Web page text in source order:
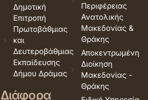
Δημοτική
Επιτροπή
Πρωτοβάθμιας
και
Δευτεροβάθμιας
Εκπαίδευσης
Δήμου Δράμας
Διάφορα
Περιφέρειας
Ανατολικής
Μακεδονίας &
Θράκης
Αποκεντρωμένη
Διοίκηση
Μακεδονίας -
Θράκης